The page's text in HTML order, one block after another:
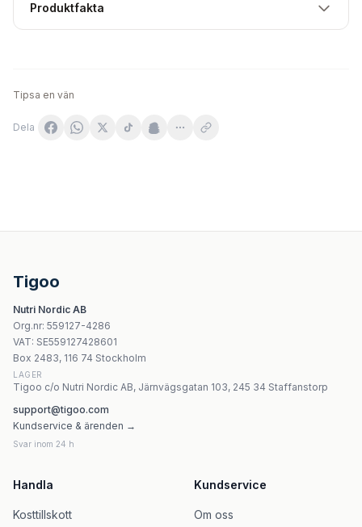
Produktfakta
Tipsa en vän
Dela
SOLHERBS Vitamina D3 60 kapslar
Life Extension - Vitamins D And K With Sea-Iodine - 60
7Nutrition Vitamin D 4000 + K2 Forte – 120 kapslar
Scitec Nutrition - Mega Glucosamine - 100 kapslar
Tigoo
Nutri Nordic AB
Org.nr: 559127-4286
VAT: SE559127428601
Box 2483, 116 74 Stockholm
LAGER
Tigoo c/o Nutri Nordic AB, Järnvägsgatan 103, 245 34 Staffanstorp
support@tigoo.com
Kundservice & ärenden →
Svar inom 24 h
Handla
Kosttillskott
Kundservice
Om oss